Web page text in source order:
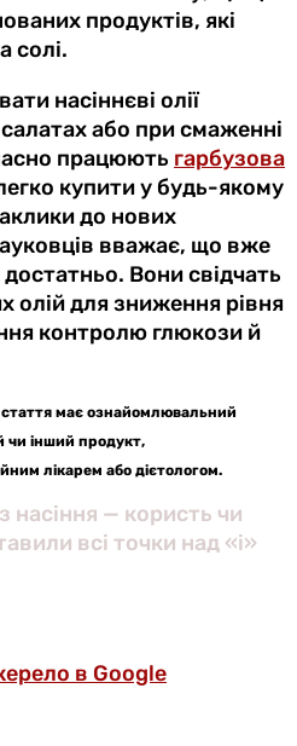
продуктів, які
солі.
насіннєві олії
або при смаженні
працюють гарбузова
купити у будь-якому
до нових
вважає, що вже
Вони свідчать
олій для зниження рівня
контролю глюкози й
стаття має ознайомлювальний
чи інший продукт,
лікарем або дієтологом.
з насіння — користь чи
всі точки над «і»